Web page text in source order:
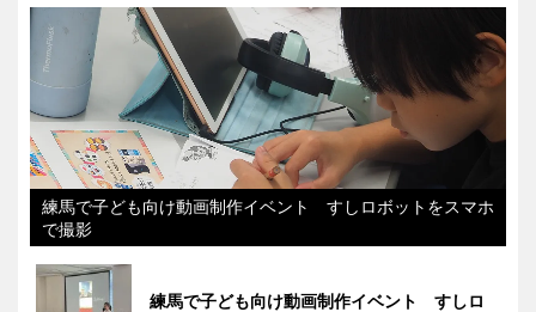
練馬で子ども向け動画制作イベント すしロボットをスマホ
で撮影
練馬で子ども向け動画制作イベント すしロ